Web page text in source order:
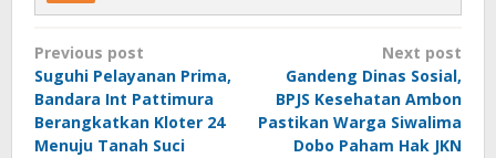
Post
navigation
Previous post
Suguhi Pelayanan Prima,
Bandara Int Pattimura
Berangkatkan Kloter 24
Menuju Tanah Suci
Next post
Gandeng Dinas Sosial,
BPJS Kesehatan Ambon
Pastikan Warga Siwalima
Dobo Paham Hak JKN